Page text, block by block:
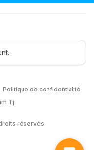
Politique de confidentialité
Tj
réservés